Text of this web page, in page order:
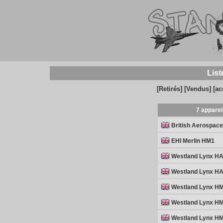
[Retirés] [Vendus]
7
British
EHI Merlin HM1
Westland Lynx
Westland Lynx
Westland Lynx
Westland Lynx
Westland Lynx